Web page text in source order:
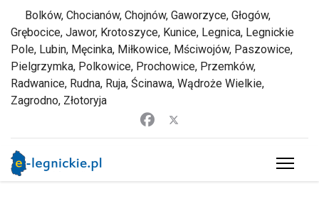
Bolków, Chocianów, Chojnów, Gaworzyce, Głogów,
Grębocice, Jawor, Krotoszyce, Kunice, Legnica, Legnickie
Pole, Lubin, Męcinka, Miłkowice, Mściwojów, Paszowice,
Pielgrzymka, Polkowice, Prochowice, Przemków,
Radwanice, Rudna, Ruja, Ścinawa, Wądroże Wielkie,
Zagrodno, Złotoryja